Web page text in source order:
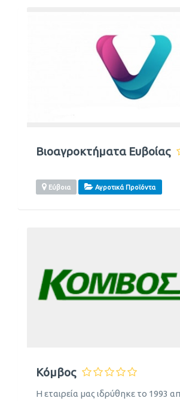
Βιοαγροκτήματα Ευβοίας
Εύβοια Αγροτικά Προϊόντα
Κόμβος
Η εταιρεία μας ιδρύθηκε το 1993